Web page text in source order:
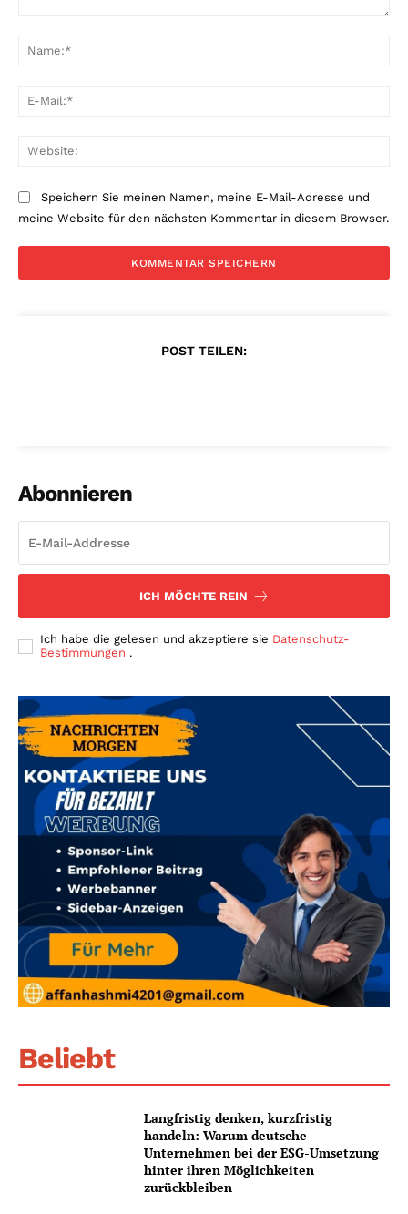
Speichern Sie meinen Namen, meine E-Mail-Adresse und
meine Website für den nächsten Kommentar in diesem Browser.
POST TEILEN:
Abonnieren
ICH MÖCHTE REIN
Ich habe die gelesen und akzeptiere sie Datenschutz-
Bestimmungen .
Beliebt
Langfristig denken, kurzfristig
handeln: Warum deutsche
Unternehmen bei der ESG-Umsetzung
hinter ihren Möglichkeiten
zurückbleiben